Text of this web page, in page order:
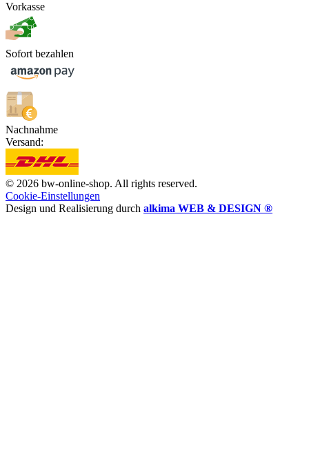
Vorkasse
Sofort bezahlen
Nachnahme
Versand:
© 2026 bw-online-shop. All rights reserved.
Cookie-Einstellungen
Design und Realisierung durch alkima WEB & DESIGN ®